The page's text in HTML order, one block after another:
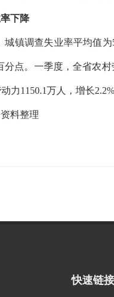
下降
镇调查失业率平均值
分点。一季度，全省农
力1150.1万人，增长2.2%
料整理
快速链接